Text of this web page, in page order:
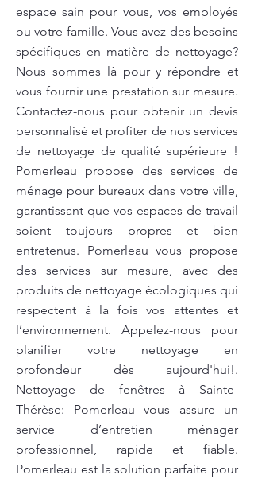
espace sain pour vous, vos employés
ou votre famille. Vous avez des besoins
spécifiques en matière de nettoyage?
Nous sommes là pour y répondre et
vous fournir une prestation sur mesure.
Contactez-nous pour obtenir un devis
personnalisé et profiter de nos services
de nettoyage de qualité supérieure !
Pomerleau propose des services de
ménage pour bureaux dans votre ville,
garantissant que vos espaces de travail
soient toujours propres et bien
entretenus. Pomerleau vous propose
des services sur mesure, avec des
produits de nettoyage écologiques qui
respectent à la fois vos attentes et
l’environnement. Appelez-nous pour
planifier votre nettoyage en
profondeur dès aujourd'hui!.
Nettoyage de fenêtres à Sainte-
Thérèse: Pomerleau vous assure un
service d’entretien ménager
professionnel, rapide et fiable.
Pomerleau est la solution parfaite pour